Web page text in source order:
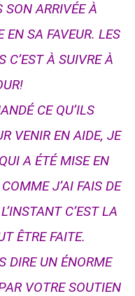
SON ARRIVÉE À
SA FAVEUR. LES
C’EST À SUIVRE À
CE QU’ILS
VENIR EN AIDE, JE
A ÉTÉ MISE EN
J’AI FAIS DE
C’EST LA
ÊTRE FAITE.
DIRE UN ÉNORME
VOTRE SOUTIEN